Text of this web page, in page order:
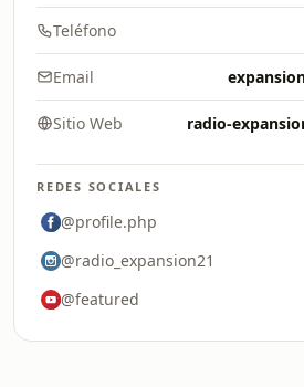
Teléfono
Email
Sitio Web radio-
REDES SOCIALES
@profile.php
@radio_expansion21
@featured